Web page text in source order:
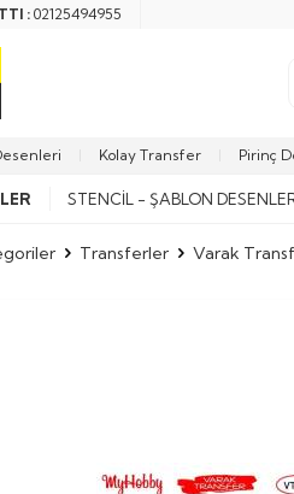
: 02125494955
Kolay Transfer Pirinç
STENCIL - ŞABLON
Transferler Varak